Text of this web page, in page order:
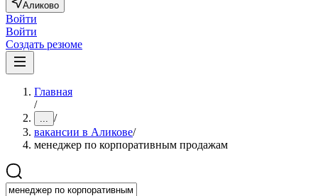
Аликово
Войти
Войти
Создать резюме
Главная
/
... /
вакансии в Аликове/
менеджер по корпоративным продажам